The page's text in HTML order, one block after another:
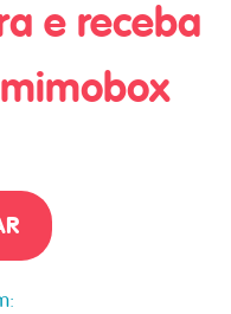
e receba